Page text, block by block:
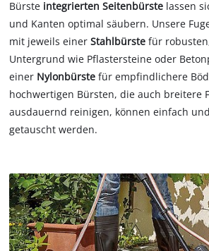
Bürste integrierten Seitenbürste lassen
und Kanten optimal säubern. Unsere
mit jeweils einerStahlbürstefür
Untergrund wie Pflastersteine oder
einer Nylonbürstefür empfindlichere
hochwertigen Bürsten, die auch breitere
ausdauernd reinigen, können einfach
getauscht werden.